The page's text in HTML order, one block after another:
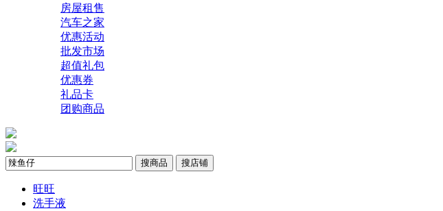
房屋租售
汽车之家
优惠活动
批发市场
超值礼包
优惠券
礼品卡
团购商品
搜商品 搜店铺
旺旺
洗手液